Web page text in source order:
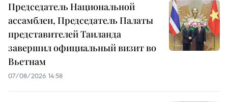
Председатель Национальной
ассамблеи, Председатель Палаты
представителей Таиланда
завершил официальный визит во
Вьетнам
07/08/2026 14:58